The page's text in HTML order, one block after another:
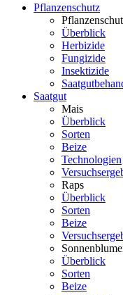
Pflanzenschutz
Überblick
Herbizide
Fungizide
Insektizide
Saatgut
Mais
Überblick
Sorten
Beize
Technologien
Raps
Überblick
Sorten
Beize
Überblick
Sorten
Beize